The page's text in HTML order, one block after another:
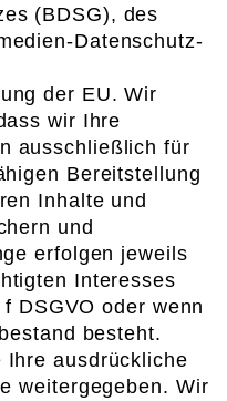
(BDSG), des
Datenschutz-
der EU. Wir
wir Ihre
ausschließlich für
Bereitstellung
Inhalte und
und
erfolgen jeweils
Interesses
DSGVO oder wenn
besteht.
Ihre ausdrückliche
weitergegeben. Wir